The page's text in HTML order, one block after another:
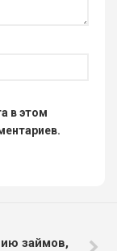
в этом
займов,